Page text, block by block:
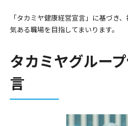
「タカミヤ健康経営宣言」に基づき
気ある職場を目指してまいります。
タカミヤグルー
言